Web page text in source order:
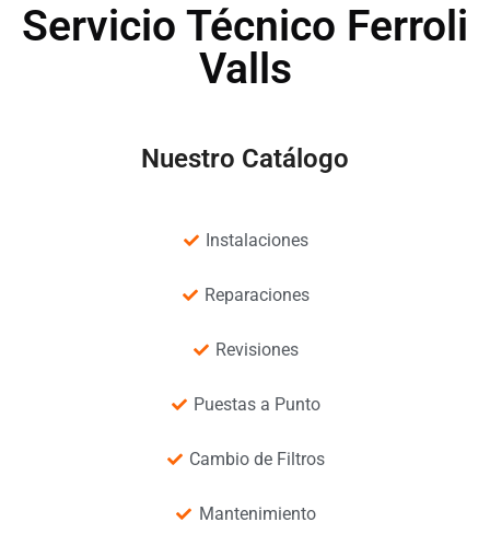
Servicio Técnico Ferroli
Valls
Nuestro Catálogo
Instalaciones
Reparaciones
Revisiones
Puestas a Punto
Cambio de Filtros
Mantenimiento